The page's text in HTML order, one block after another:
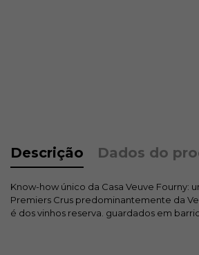
Descrição Dados do
Know-how único da Casa Veuve Fourny:
Premiers Crus predominantemente da
é dos vinhos reserva. guardados em